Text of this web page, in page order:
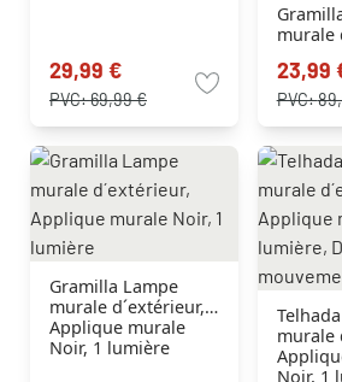
29,99 €
PVC:69,99 €
murale
Noir,
lumière
23,99
PVC:
Gramilla Lampe
murale d´extérieur,
Applique murale
Noir, 1 lumière
murale
Noir, 1